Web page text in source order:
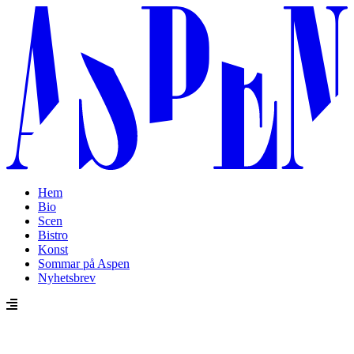
Hem
Bio
Scen
Bistro
Konst
Sommar på Aspen
Nyhetsbrev